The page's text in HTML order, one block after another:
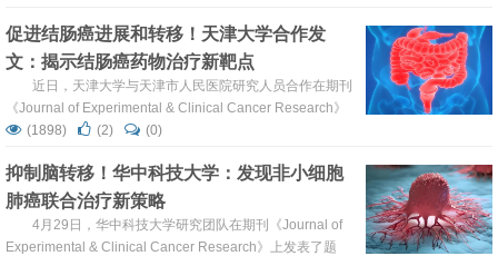
cancer metastasis...
促进结肠癌进展和转移！天津大学合作发
文：揭示结肠癌药物治疗新靶点
近日，天津大学与天津市人民医院研究人员合作在期刊
《Journal of Experimental & Clinical Cancer Research》
上发表了题为“SF3B3-regulated mTOR alternative splicing
metastasis”的研究论文，本研究结果表明，SF3B...
(1898) (2) (0)
抑制脑转移！华中科技大学：发现非小细胞
肺癌联合治疗新策略
4月29日，华中科技大学研究团队在期刊《Journal of
Experimental & Clinical Cancer Research》上发表了题